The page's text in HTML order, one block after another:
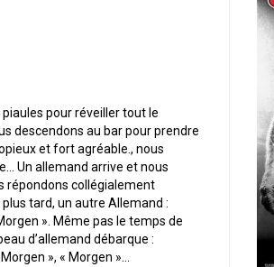
pour réveiller tout le
descendons au bar pour prendre
et fort agréable., nous
Un allemand arrive et nous
répondons collégialement
tard, un autre Allemand :
». Même pas le temps de
d’allemand débarque :
», « Morgen »…